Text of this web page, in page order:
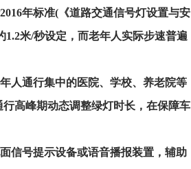
年标准(《道路交通信号灯设置与安
1.2米/秒设定，而老年人实际步速普遍
人通行集中的医院、学校、养老院等
高峰期动态调整绿灯时长，在保障车
信号提示设备或语音播报装置，辅助